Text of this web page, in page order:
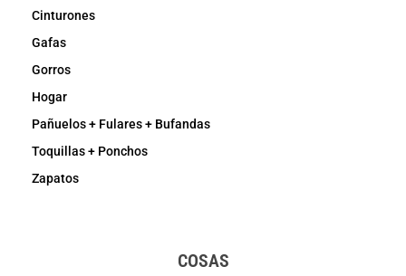
Cinturones
Gafas
Gorros
Hogar
Pañuelos + Fulares + Bufandas
Toquillas + Ponchos
Zapatos
COSAS